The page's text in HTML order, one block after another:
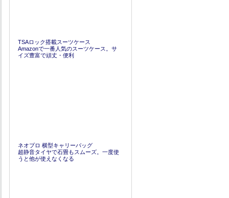
TSAロック搭載スーツケース
Amazonで一番人気のスーツケース。サ
イズ豊富で頑丈・便利
ネオプロ 横型キャリーバッグ
超静音タイヤで石畳もスムーズ。一度使
うと他が使えなくなる